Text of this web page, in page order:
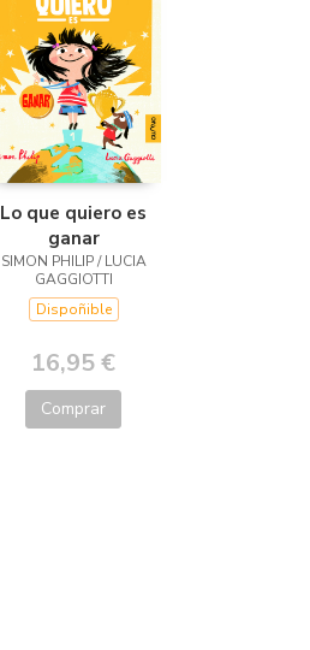
Lo que quiero es
ganar
SIMON PHILIP / LUCIA
GAGGIOTTI
Dispoñible
16,95 €
Comprar